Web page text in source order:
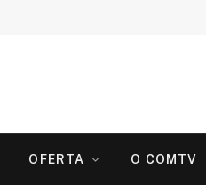
OFERTA O COMTV